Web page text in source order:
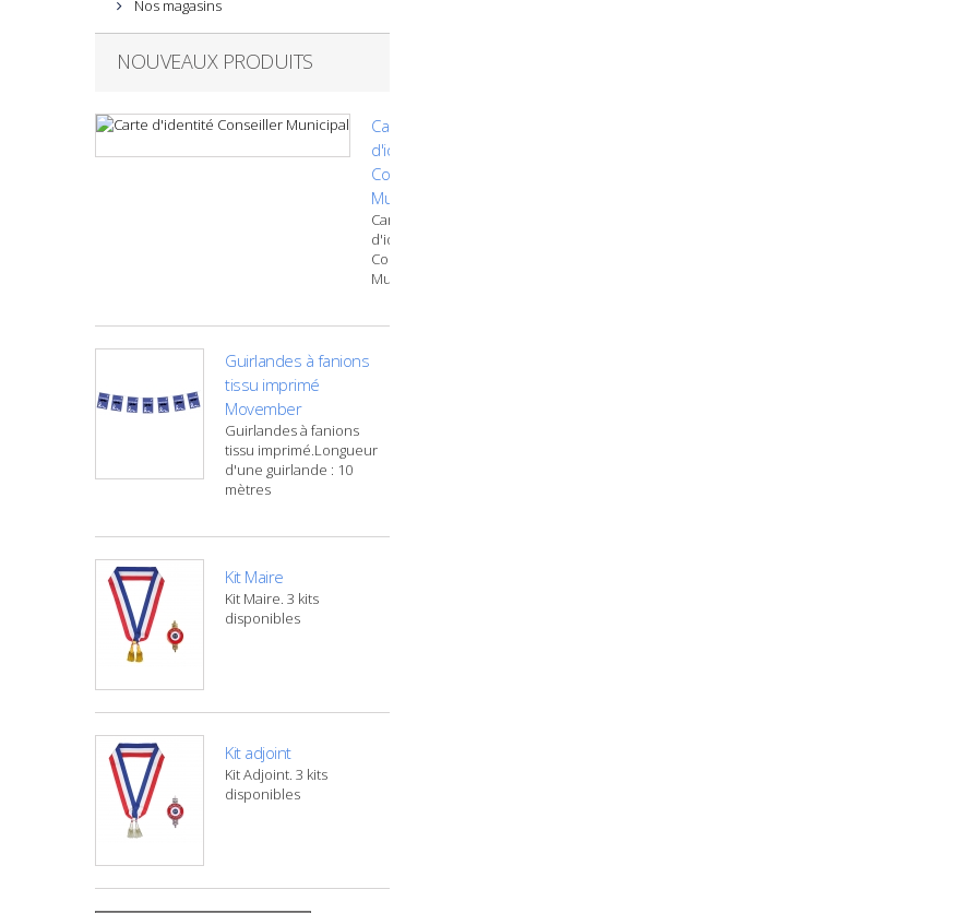
Nos magasins
NOUVEAUX PRODUITS
Carte
d'identité
Conseiller
Municipal
Carte
d'identité
Conseiller
Municipal
Guirlandes à fanions
tissu imprimé
Movember
Guirlandes à fanions
tissu imprimé.Longueur
d'une guirlande : 10
mètres
Kit Maire
Kit Maire. 3 kits
disponibles
Kit adjoint
Kit Adjoint. 3 kits
disponibles